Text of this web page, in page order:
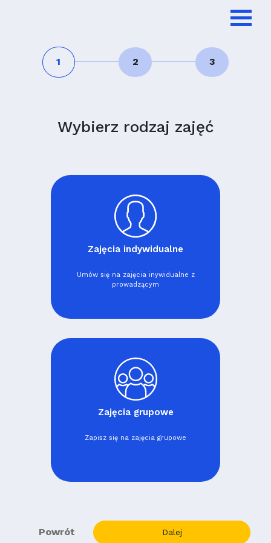
1 2 3
Wybierz rodzaj zajęć
Zajęcia indywidualne
Umów się na zajęcia inywidualne z
prowadzącym
Zajęcia grupowe
Zapisz się na zajęcia grupowe
Powrót Dalej